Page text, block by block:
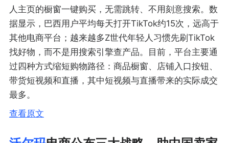
人主页的橱窗一键购买，无需跳转、不用刻意搜索。数
据显示，巴西用户平均每天打开TikTok约15次，远高于
其他电商平台；越来越多Z世代年轻人习惯先刷TikTok
找好物，而不是用搜索引擎查产品。目前，平台主要通
过四种方式缩短购物路径：商品橱窗、店铺入口按钮、
带货短视频和直播，其中短视频与直播带来的实际成交
最多。
查看原文